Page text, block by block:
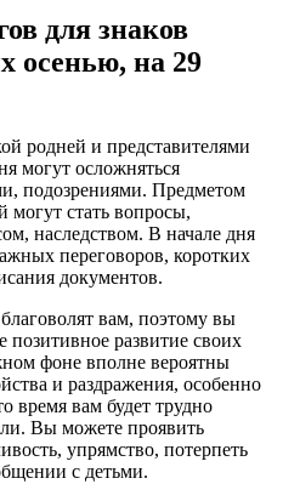
для знаков
осенью, на 29
родней и представителями
могут осложняться
подозрениями. Предметом
стать вопросы,
наследством. В начале дня
переговоров, коротких
документов.
вам, поэтому вы
позитивное развитие своих
фоне вполне вероятны
и раздражения, особенно
время вам будет трудно
Вы можете проявить
упрямство, потерпеть
с детьми.